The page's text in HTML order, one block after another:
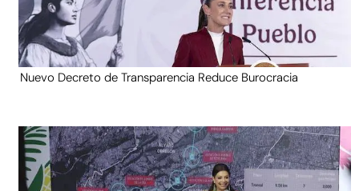
Nuevo Decreto de Transparencia Reduce Burocracia